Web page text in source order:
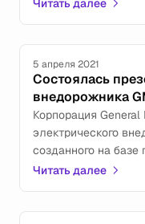
Читать далее
5 апреля 2021
Состоялась
внедорожника
Корпорация
электрического
созданного на
одноимённого пикапа.
Читать далее